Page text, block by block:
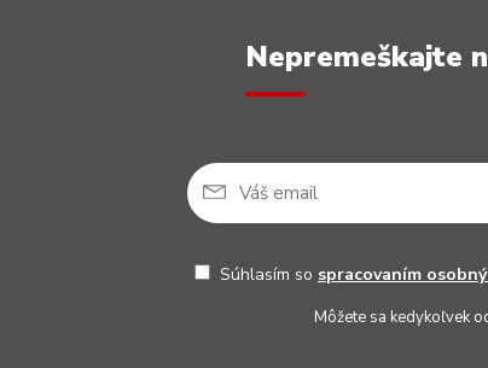
Nepremeškajte
Súhlasím so spracovaním
Môžete sa kedykoľvek